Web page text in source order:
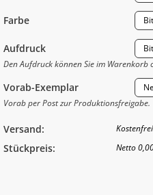
Farbe
Aufdruck
Den Aufdruck können Sie im Warenkorb
Vorab-Exemplar
Vorab per Post zur Produktionsfreigabe.
Versand:
Stückpreis: Netto